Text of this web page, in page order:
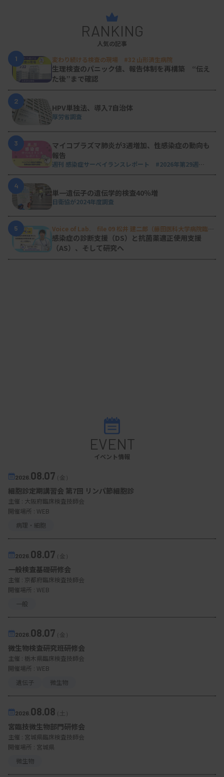
RANKING
人気の記事
1
変わり続ける検査の現場 #32 山形済生病院
生理検査のパニック値、報告体制を再構築 “伝え
た後”まで確認
2
HPV単独法、導入7自治体
厚労省調査
3
マイコプラズマ肺炎が3週増加、性感染症の動向も
報告
週刊 感染症サーベイランスレポート #2026年第29週
4
単一遺伝子の遺伝学的検査40％増
日衛協が2024年度調査
5
Voice of Lab. file 09 松井 建二郎（藤田医科大学病院臨床
検査部微生物遺伝子検査室）
感染症の診断支援（DS）と抗菌薬適正使用支援
（AS）、そして研究へ
EVENT
イベント情報
2026. 08.07（金）
細胞診定期講習会 第7回 リンパ節細胞診
主催 : 大阪府臨床検査技師会
開催場所 : WEB
病理・細胞
2026. 08.07（金）
一般検査基礎研修会
主催 : 京都府臨床検査技師会
開催場所 : WEB
一般
2026. 08.07（金）
微生物検査研究班研修会
主催 : 栃木県臨床検査技師会
開催場所 : WEB
遺伝子
微生物
2026. 08.08（土）
宮臨技微生物部門研修会
主催 : 宮城県臨床検査技師会
開催場所 : 宮城県
微生物